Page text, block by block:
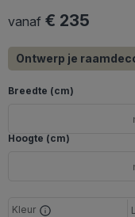
vanaf € 235
Ontwerp je
Breedte (cm)
Hoogte (cm)
Kleur